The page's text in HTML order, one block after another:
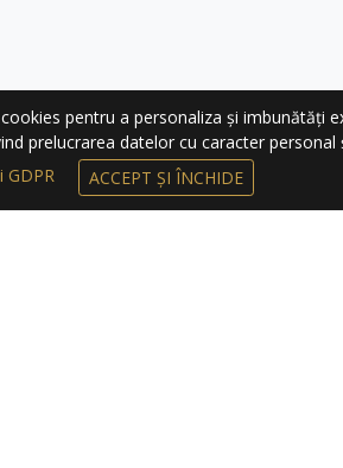
pentru a personaliza și imbunătăți
prelucrarea datelor cu caracter personal
GDPR
ACCEPT ȘI ÎNCHIDE